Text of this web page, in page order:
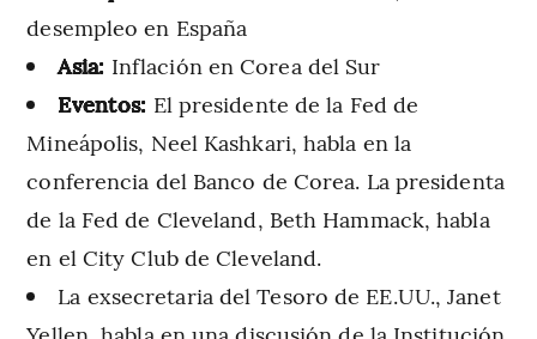
desempleo en España
Asia: Inflación en Corea del Sur
Eventos: El presidente de la Fed de
Mineápolis, Neel Kashkari, habla en la
conferencia del Banco de Corea. La presidenta
de la Fed de Cleveland, Beth Hammack, habla
en el City Club de Cleveland.
La exsecretaria del Tesoro de EE.UU., Janet